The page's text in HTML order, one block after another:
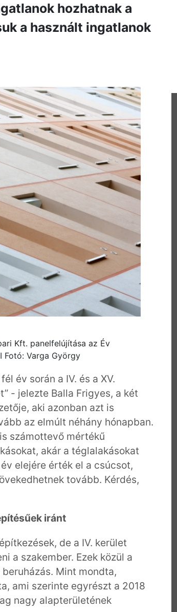
hozhatnak a
a használt ingatlanok
Kft. panelfelújítása az Év
Fotó: Varga György
év során a IV. és a XV.
- jelezte Balla Frigyes, a két
aki azonban azt is
az elmúlt néhány hónapban.
számottevő mértékű
akár a téglalakásokat
elejére érték el a csúcsot,
tovább. Kérdés,
iránt
de a IV. kerület
a szakember. Ezek közül a
Mint mondta,
ami szerinte egyrészt a 2018
nagy alapterületének